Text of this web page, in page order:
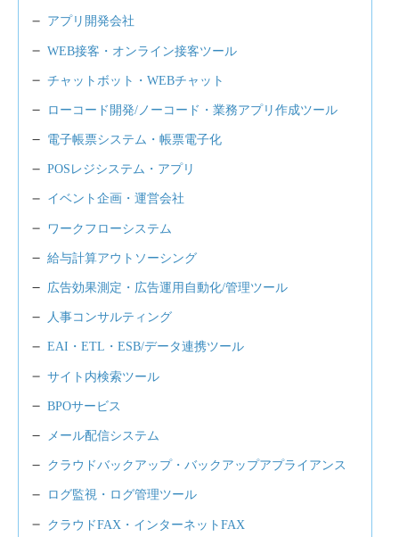
アプリ開発会社
WEB接客・オンライン接客ツール
チャットボット・WEBチャット
ローコード開発/ノーコード・業務アプリ作成ツール
電子帳票システム・帳票電子化
POSレジシステム・アプリ
イベント企画・運営会社
ワークフローシステム
給与計算アウトソーシング
広告効果測定・広告運用自動化/管理ツール
人事コンサルティング
EAI・ETL・ESB/データ連携ツール
サイト内検索ツール
BPOサービス
メール配信システム
クラウドバックアップ・バックアップアプライアンス
ログ監視・ログ管理ツール
クラウドFAX・インターネットFAX